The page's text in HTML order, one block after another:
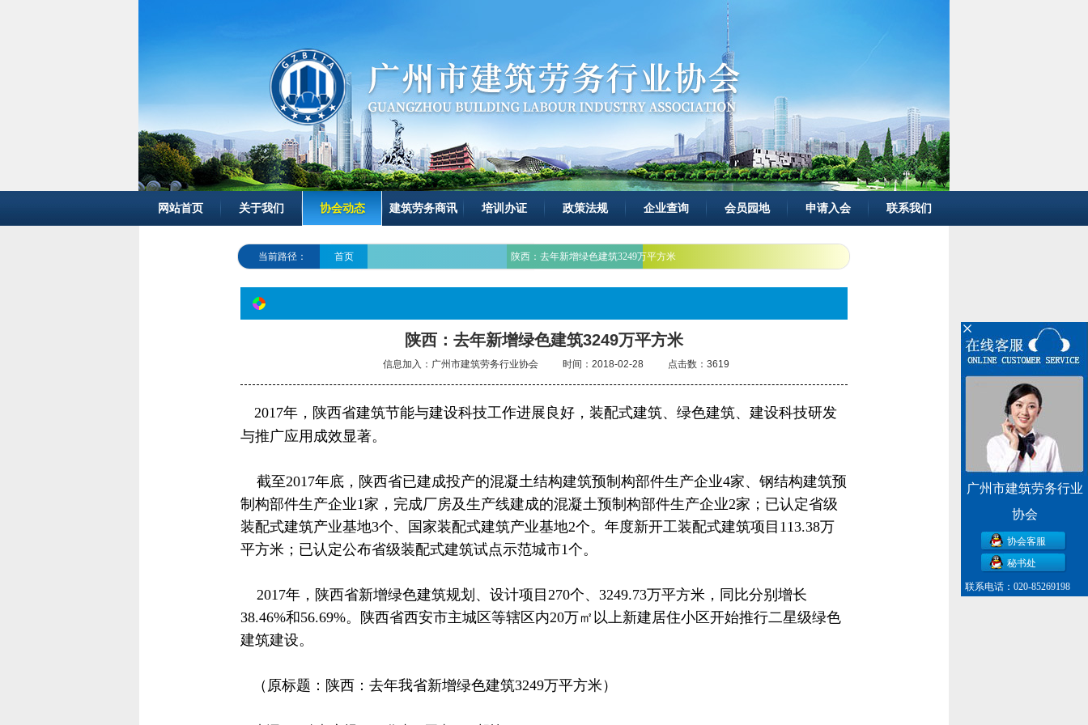
网站首页 关于我们 协会动态 建筑劳务商讯 培训办证 政策法规 企业查询 会员园地 申请入会 联系我们
当前路径： 首页 陕西：去年新增绿色建筑3249万平方米
陕西：去年新增绿色建筑3249万平方米
信息加入：广州市建筑劳务行业协会 时间：2018-02-28 点击数：3619
2017年，陕西省建筑节能与建设科技工作进展良好，装配式建筑、绿色建筑、建设科技研发
与推广应用成效显著。
截至2017年底，陕西省已建成投产的混凝土结构建筑预制构部件生产企业4家、钢结构建筑预
制构部件生产企业1家，完成厂房及生产线建成的混凝土预制构部件生产企业2家；已认定省级
装配式建筑产业基地3个、国家装配式建筑产业基地2个。年度新开工装配式建筑项目113.38万
平方米；已认定公布省级装配式建筑试点示范城市1个。
2017年，陕西省新增绿色建筑规划、设计项目270个、3249.73万平方米，同比分别增长
38.46%和56.69%。陕西省西安市主城区等辖区内20万㎡以上新建居住小区开始推行二星级绿色
建筑建设。
（原标题：陕西：去年我省新增绿色建筑3249万平方米）
广州市建筑劳务行业
协会
协会客服
秘书处
联系电话：020-85269198